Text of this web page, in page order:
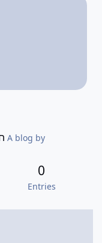
A blog by
0
Entries